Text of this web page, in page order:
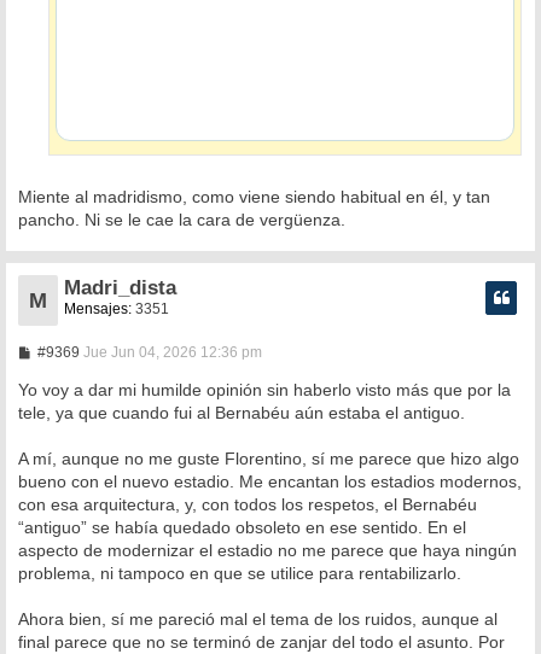
Miente al madridismo, como viene siendo habitual en él, y tan
pancho. Ni se le cae la cara de vergüenza.
M
Madri_dista
Mensajes: 3351
#9369M
n
a
e
Jue Jun 04, 2026 12:36 pm
Yo voy a dar mi humilde opinión sin haberlo visto más que por la
tele, ya que cuando fui al Bernabéu aún estaba el antiguo.
A mí, aunque no me guste Florentino, sí me parece que hizo algo
bueno con el nuevo estadio. Me encantan los estadios modernos,
con esa arquitectura, y, con todos los respetos, el Bernabéu
“antiguo” se había quedado obsoleto en ese sentido. En el
aspecto de modernizar el estadio no me parece que haya ningún
problema, ni tampoco en que se utilice para rentabilizarlo.
Ahora bien, sí me pareció mal el tema de los ruidos, aunque al
final parece que no se terminó de zanjar del todo el asunto. Por